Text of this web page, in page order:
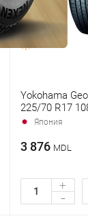
Yokohama
225/70 R17
Япония
3 876 MDL
+
-